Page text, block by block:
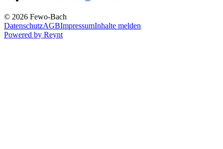
© 2026 Fewo-Bach
DatenschutzAGBImpressumInhalte melden
Powered by Reynt